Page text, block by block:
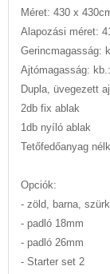
Méret: 430 x
Alapozási méret:
Gerincmagasság:
Ajtómagasság:
Dupla, üvegezett
2db fix ablak
1db nyíló ablak
Tetőfedőanyag
Opciók:
- zöld, barna,
- padló 18mm
- padló 26mm
- Starter set 2